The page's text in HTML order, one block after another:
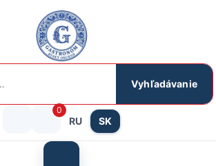
Vyhľadávanie
Prihlásenie
košík
0
RU SK